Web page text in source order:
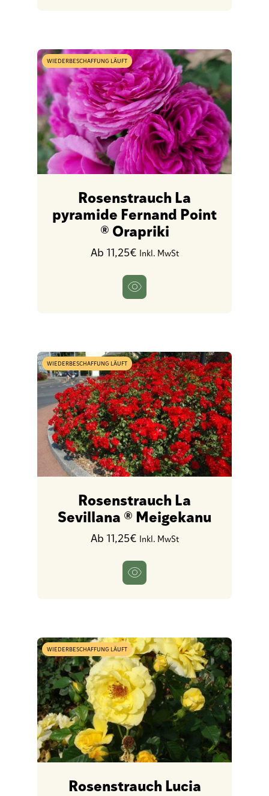
WIEDERBESCHAFFUNG LÄUFT
Rosenstrauch La
pyramide Fernand Point
® Orapriki
Ab 11,25€ Inkl. MwSt
WIEDERBESCHAFFUNG LÄUFT
Rosenstrauch La
Sevillana ® Meigekanu
Ab 11,25€ Inkl. MwSt
WIEDERBESCHAFFUNG LÄUFT
Rosenstrauch Lucia